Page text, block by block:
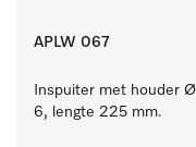
APLW 067
Inspuiter met houder Ø
6, lengte 225 mm.